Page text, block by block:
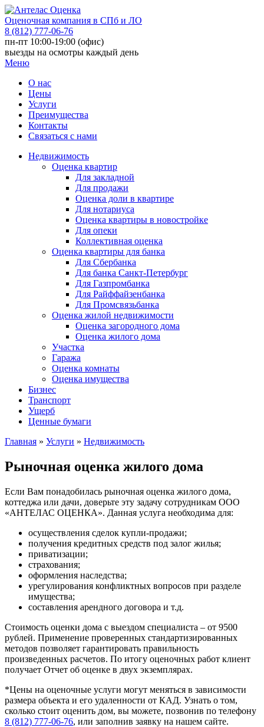
Оценочная компания в СПб и ЛО
8 (812) 777-06-76
пн-пт 10:00-19:00 (офис)
выезды на осмотры каждый день
Меню
О нас
Цены
Услуги
Преимущества
Контакты
Связаться с нами
Недвижимость
Оценка квартир
Для закладной
Для продажи
Оценка доли в квартире
Для нотариуса
Оценка квартиры в новостройке
Для опеки
Коллективная оценка
Оценка квартиры для банка
Для Сбербанка
Для банка Санкт-Петербург
Для Газпромбанка
Для Райффайзенбанка
Для Промсвязьбанка
Оценка жилой недвижимости
Оценка загородного дома
Оценка жилого дома
Участка
Гаража
Оценка комнаты
Оценка имущества
Бизнес
Транспорт
Ущерб
Ценные бумаги
Главная » Услуги » Недвижимость
Рыночная оценка жилого дома
Если Вам понадобилась рыночная оценка жилого дома,
коттеджа или дачи, доверьте эту задачу сотрудникам ООО
«АНТЕЛАС ОЦЕНКА». Данная услуга необходима для:
осуществления сделок купли-продажи;
получения кредитных средств под залог жилья;
приватизации;
страхования;
оформления наследства;
урегулирования конфликтных вопросов при разделе
имущества;
составления арендного договора и т.д.
Стоимость оценки дома с выездом специалиста – от 9500
рублей. Применение проверенных стандартизированных
методов позволяет гарантировать правильность
произведенных расчетов. По итогу оценочных работ клиент
получает Отчет об оценке в двух экземплярах.
*Цены на оценочные услуги могут меняться в зависимости
размера объекта и его удаленности от КАД. Узнать о том,
сколько стоит оценить дом, вы можете, позвонив по телефону
8 (812) 777-06-76, или заполнив заявку на нашем сайте.